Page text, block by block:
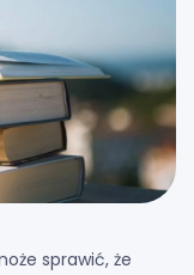
sprawić, że